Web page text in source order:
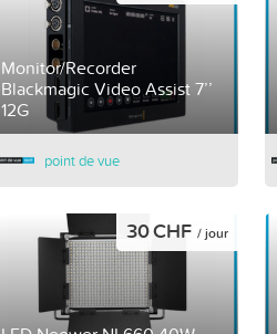
Monitor/Recorder
Blackmagic Video Assist 7’’
12G
point de vue
30 CHF / jour